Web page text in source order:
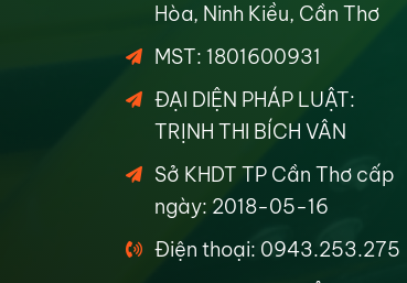
Hòa, Ninh Kiều, Cần Thơ
MST: 1801600931
ĐẠI DIỆN PHÁP LUẬT:
TRỊNH THI BÍCH VÂN
Sở KHDT TP Cần Thơ cấp
ngày: 2018-05-16
Điện thoại: 0943.253.275